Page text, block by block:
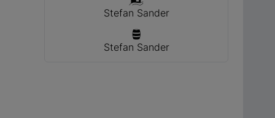
Stefan Sander
Stefan Sander